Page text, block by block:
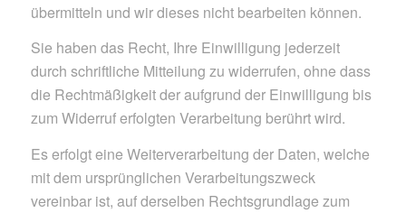
übermitteln und wir dieses nicht bearbeiten können.
Sie haben das Recht, Ihre Einwilligung jederzeit
durch schriftliche Mitteilung zu widerrufen, ohne dass
die Rechtmäßigkeit der aufgrund der Einwilligung bis
zum Widerruf erfolgten Verarbeitung berührt wird.
Es erfolgt eine Weiterverarbeitung der Daten, welche
mit dem ursprünglichen Verarbeitungszweck
vereinbar ist, auf derselben Rechtsgrundlage zum